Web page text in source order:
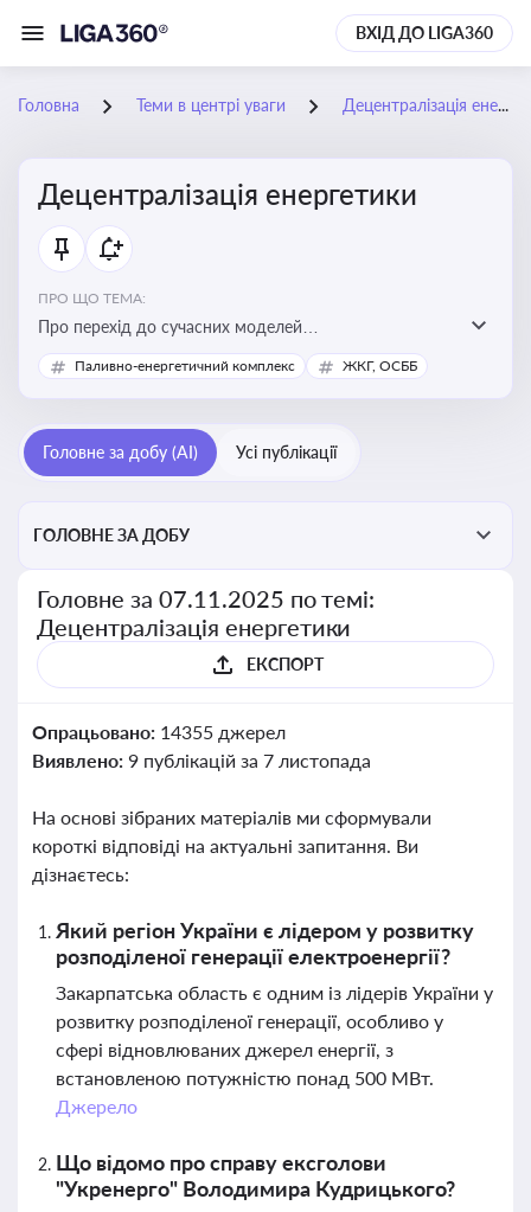
ВХІД ДО LIGA360
Головна Теми в центрі уваги Децентралізація енергетики
Децентралізація енергетики
ПРО ЩО ТЕМА:
Про перехід до сучасних моделей
енергозабезпечення, де виробництво електроенергії
здійснюється ближче до споживача. Це важливо для
втрат при транспортуванні енергії та стимулювання
розвитку відновлюваних джерел
Паливно-енергетичний комплекс ЖКГ, ОСББ
Головне за добу (AI) Усі публікації
ГОЛОВНЕ ЗА ДОБУ
Головне за 07.11.2025 по темі:
Децентралізація енергетики
ЕКСПОРТ
Опрацьовано: 14355 джерел
Виявлено: 9 публікацій за 7 листопада
На основі зібраних матеріалів ми сформували
короткі відповіді на актуальні запитання. Ви
дізнаєтесь:
Який регіон України є лідером у розвитку
розподіленої генерації електроенергії?
Закарпатська область є одним із лідерів України у
розвитку розподіленої генерації, особливо у
сфері відновлюваних джерел енергії, з
встановленою потужністю понад 500 МВт.
Джерело
Що відомо про справу ексголови
"Укренерго" Володимира Кудрицького?